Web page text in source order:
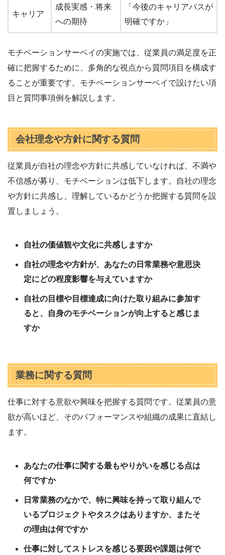
キャリア
成長実感・将来
への期待
「今後のキャリアパスが
明確ですか」
モチベーションサーベイの実施では、従業員の満足度を正
確に把握するために、多角的な視点から質問項目を構成す
ることが重要です。モチベーションサーベイで設けたい項
目と質問事項例を解説します。
会社理念や方針に関する質問
従業員が自社の理念や方針に共感していなければ、不満や
不信感が募り、モチベーションは低下します。自社の理念
や方針に共感し、理解しているかどうか把握する質問を設
置しましょう。
自社の価値観や文化に共感しますか
自社の理念や方針が、あなたの日常業務や意思決
定にどの程度影響を与えていますか
自社の目標や目標達成に向けた取り組みに参加す
ると、自身のモチベーションが向上すると感じま
すか
業務に関する質問
仕事に対する意欲や興味を把握する質問です。従業員の意
欲が高いほど、そのパフォーマンスや組織の成果に直結し
ます。
あなたの仕事に関する最もやりがいを感じる点は
何ですか
日常業務のなかで、特に興味を持って取り組んで
いるプロジェクトやタスクはありますか、またそ
の理由は何ですか
仕事に対してストレスを感じる要因や課題は何で